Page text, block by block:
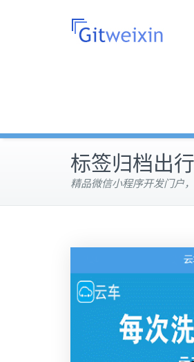
标签归档出行
精品微信小程序开发门户